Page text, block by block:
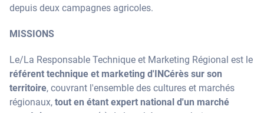
depuis deux campagnes agricoles.
MISSIONS
Le/La Responsable Technique et Marketing Régional est le
référent technique et marketing d'INCérès sur son
territoire, couvrant l'ensemble des cultures et marchés
régionaux, tout en étant expert national d'un marché